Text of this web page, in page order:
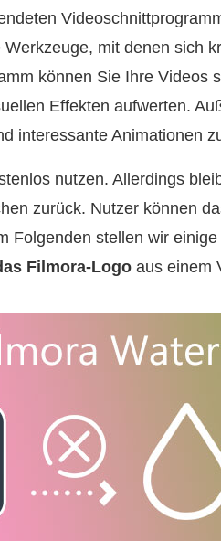
mit denen sich
können Sie Ihre Videos
Effekten aufwerten.
interessante Animationen
nutzen. Allerdings
zurück. Nutzer können
Folgenden stellen wir
Filmora‑Logo aus einem